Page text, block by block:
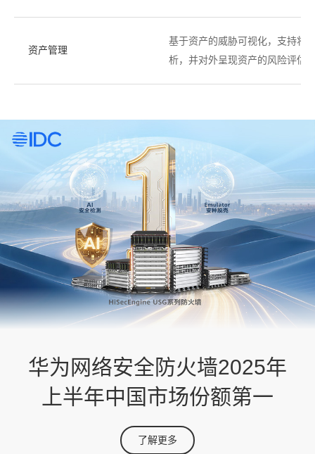
资产管理
基于资产的威胁可视化，支持将
析，并对外呈现资产的风险评估
华为网络安全防火墙2025年
上半年中国市场份额第一
了解更多